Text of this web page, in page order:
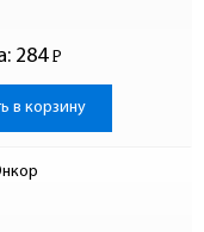
284 Р
-
в корзину